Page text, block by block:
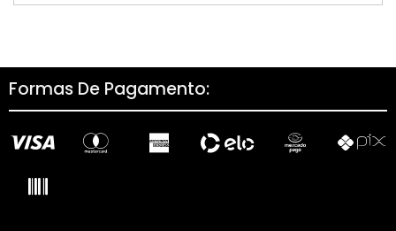
Formas De Pagamento: